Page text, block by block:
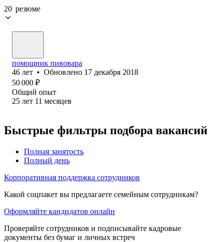
20 резюме
помощник пивовара
46 лет • Обновлено 17 декабря 2018
50 000 ₽
Общий опыт
25 лет 11 месяцев
Быстрые фильтры подбора вакансий
Полная занятость
Полный день
Корпоративная поддержка сотрудников
Какой соцпакет вы предлагаете семейным сотрудникам?
Оформляйте кандидатов онлайн
Проверяйте сотрудников и подписывайте кадровые
документы без бумаг и личных встреч